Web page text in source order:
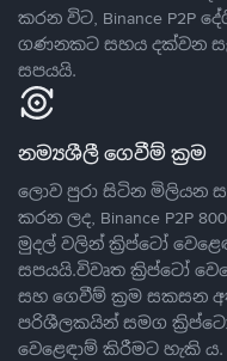
කරන විට, Binance P2P
ගණනකට සහය දක්වන
සපයයි.
නම්‍යශීලී ගෙවීම් ක්‍රම
ලොව පුරා සිටින මිලියන
කරන ලද, Binance P2P
මුදල් වලින් ක්‍රිප්ටෝ
සපයයි.විවෘත ක්‍රිප්ටෝ
සහ ගෙවීම් ක්‍රම සකසන
පරිශීලකයින් සමග
වෙළෙඳාම් කිරීමට හැකි ය.